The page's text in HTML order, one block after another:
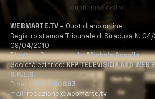
WEBMARTE.TV – Quotidiano online
Registro stampa Tribunale di Siracusa N. 04/
09/04/2010
Direttore Responsabile:Michele Accolla
Società editrice:KFP TELEVISION AND WEB
S.R.L.S.
P.Iva: 02184950893
mail: redazione@webmarte.tv